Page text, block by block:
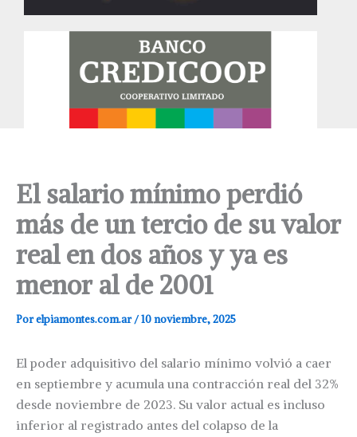
El salario mínimo perdió
más de un tercio de su valor
real en dos años y ya es
menor al de 2001
Porelpiamontes.com.ar/10 noviembre, 2025
El poder adquisitivo del salario mínimo volvió a caer
en septiembre y acumula una contracción real del 32%
desde noviembre de 2023. Su valor actual es incluso
inferior al registrado antes del colapso de la